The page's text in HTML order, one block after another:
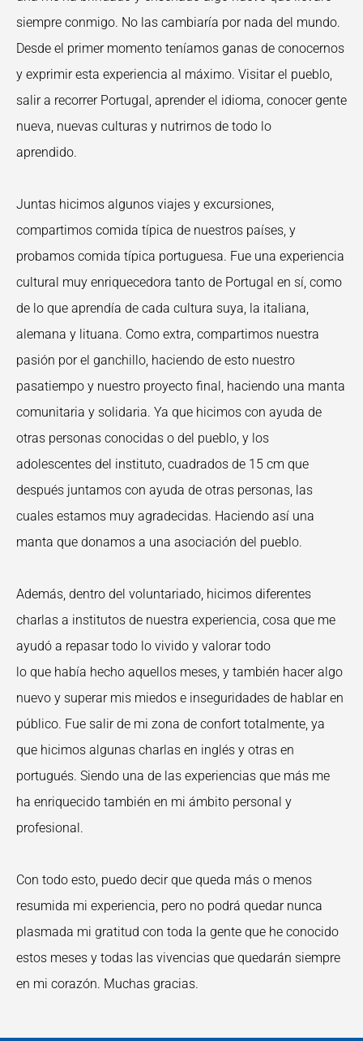
siempre conmigo. No las cambiaría por nada del mundo.
Desde el primer momento teníamos ganas de conocernos
y exprimir esta experiencia al máximo. Visitar el pueblo,
salir a recorrer Portugal, aprender el idioma, conocer gente
nueva, nuevas culturas y nutrirnos de todo lo
aprendido.
Juntas hicimos algunos viajes y excursiones,
compartimos comida típica de nuestros países, y
probamos comida típica portuguesa. Fue una experiencia
cultural muy enriquecedora tanto de Portugal en sí, como
de lo que aprendía de cada cultura suya, la italiana,
alemana y lituana. Como extra, compartimos nuestra
pasión por el ganchillo, haciendo de esto nuestro
pasatiempo y nuestro proyecto final, haciendo una manta
comunitaria y solidaria. Ya que hicimos con ayuda de
otras personas conocidas o del pueblo, y los
adolescentes del instituto, cuadrados de 15 cm que
después juntamos con ayuda de otras personas, las
cuales estamos muy agradecidas. Haciendo así una
manta que donamos a una asociación del pueblo.
Además, dentro del voluntariado, hicimos diferentes
charlas a institutos de nuestra experiencia, cosa que me
ayudó a repasar todo lo vivido y valorar todo
lo que había hecho aquellos meses, y también hacer algo
nuevo y superar mis miedos e inseguridades de hablar en
público. Fue salir de mi zona de confort totalmente, ya
que hicimos algunas charlas en inglés y otras en
portugués. Siendo una de las experiencias que más me
ha enriquecido también en mi ámbito personal y
profesional.
Con todo esto, puedo decir que queda más o menos
resumida mi experiencia, pero no podrá quedar nunca
plasmada mi gratitud con toda la gente que he conocido
estos meses y todas las vivencias que quedarán siempre
en mi corazón. Muchas gracias.